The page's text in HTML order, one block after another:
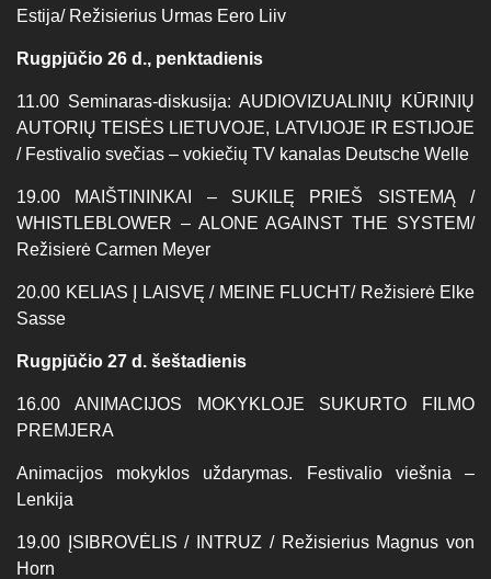
Estija/ Režisierius Urmas Eero Liiv
Rugpjūčio 26 d., penktadienis
11.00 Seminaras-diskusija: AUDIOVIZUALINIŲ KŪRINIŲ
AUTORIŲ TEISĖS LIETUVOJE, LATVIJOJE IR ESTIJOJE
/ Festivalio svečias – vokiečių TV kanalas Deutsche Welle
19.00 MAIŠTININKAI – SUKILĘ PRIEŠ SISTEMĄ /
WHISTLEBLOWER – ALONE AGAINST THE SYSTEM/
Režisierė Carmen Meyer
20.00 KELIAS Į LAISVĘ / MEINE FLUCHT/ Režisierė Elke
Sasse
Rugpjūčio 27 d. šeštadienis
16.00 ANIMACIJOS MOKYKLOJE SUKURTO FILMO
PREMJERA
Animacijos mokyklos uždarymas. Festivalio viešnia –
Lenkija
19.00 ĮSIBROVĖLIS / INTRUZ / Režisierius Magnus von
Horn